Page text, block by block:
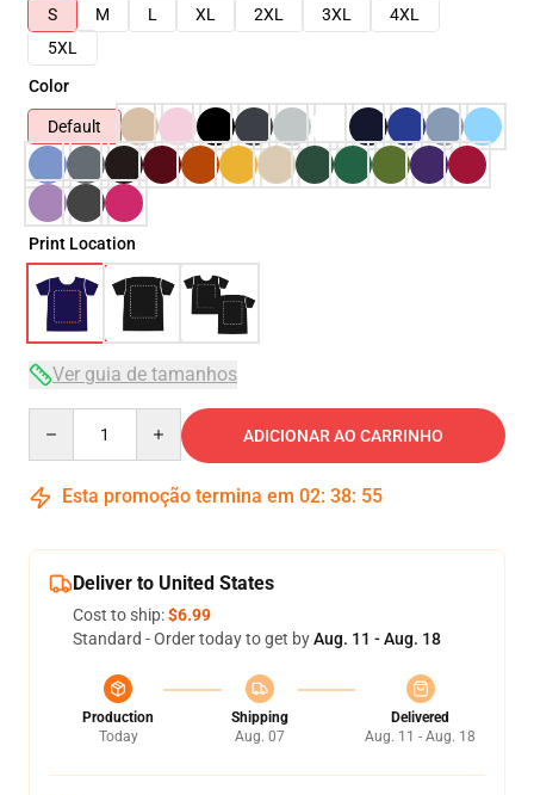
S
M L XL 2XL 3XL
4XL
5XL
Color
Default
Print Location
Ver guia de tamanhos
ADICIONAR AO CARRINHO
Esta promoção termina em 02: 38: 54
Deliver to United States
Cost to ship:$6.99
Standard - Order today to get byAug. 11 - Aug. 18
Production
Today
Shipping
Aug. 07
Delivered
Aug. 11 - Aug. 18